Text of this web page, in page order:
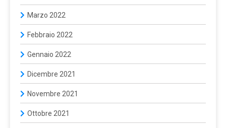
Marzo 2022
Febbraio 2022
Gennaio 2022
Dicembre 2021
Novembre 2021
Ottobre 2021